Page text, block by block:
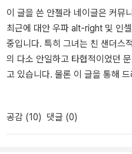
람들을 조롱과 경멸을 담아 ‘인싸
활동가 리처드 스펜서의 말 등을
억압에 저항하는 ‘반문화적 투사’로 여
치가 권력을 잡은 이후, 분열하는 좌파 대안우파라는 세력
이에 힘입은 트럼프 당선 이후, 앤
의의 좌파로 놓고 본다면, 힐러
지자들 사이에 서로를 향한 모욕
이 글을 쓴 안젤라 네이글은 커뮤
최근에 대안 우파 alt-right 및 인
중입니다. 특히 그녀는 친 샌더스
의 다소 안일하고 타협적이었던
고 있습니다. 물론 이 글을 통해
판에 있는데요. 뒤에 계속 논증하
및 백인우월주의를 표방하고 더
을 넘어 반페미니즘과 사실상 여
공감 (10) 댓글 (0)